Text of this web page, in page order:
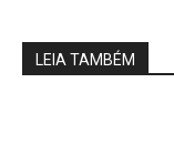
LEIA TAMBÉM